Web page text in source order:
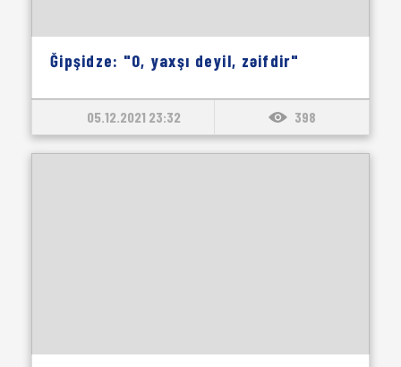
Ğipşidze: "O, yaxşı deyil, zəifdir"
05.12.2021 23:32 398